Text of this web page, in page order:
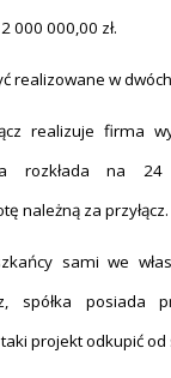
000 000,00 zł.
realizowane w
realizuje firma
rozkłada na
należną za przyłącz.
sami we
spółka posiada
projekt odkupić od